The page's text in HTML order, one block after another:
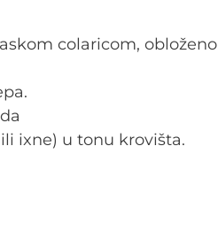
colaricom, obloženo
ixne) u tonu krovišta.